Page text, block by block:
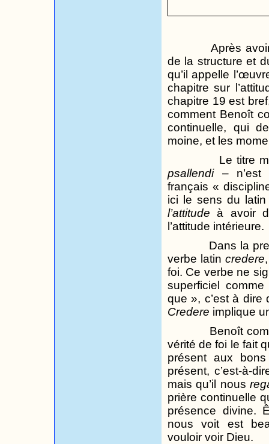
Après
de la structure et
qu’il appelle
chapitre sur
chapitre 19 est
comment Benoît
continuelle, qui
moine, et les
Le titre
psallendi– n’est
français «
ici le sens du
l’attitude à avoir
l’attitude intérieure.
Dans la
verbe latin credere
foi. Ce verbe ne
superficiel
que », c’est à dire
Credere implique
Benoît
vérité de foi le fait
présent aux
présent, c’est-à-
mais qu’il nous
prière continuelle
présence divine.
nous voit est
vouloir voir Dieu.